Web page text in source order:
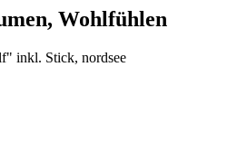
Wohlfühlen
inkl. Stick, nordsee